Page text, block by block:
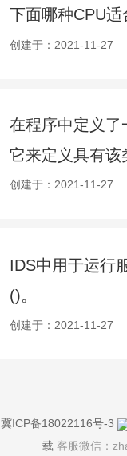
下面哪种CPU
创建于：2021-11-27
在程序中定义了
它来定义具有该
创建于：2021-11-27
IDS中用于运行
()。
创建于：2021-11-27
冀ICP备18022116号-3
载 客服微信：